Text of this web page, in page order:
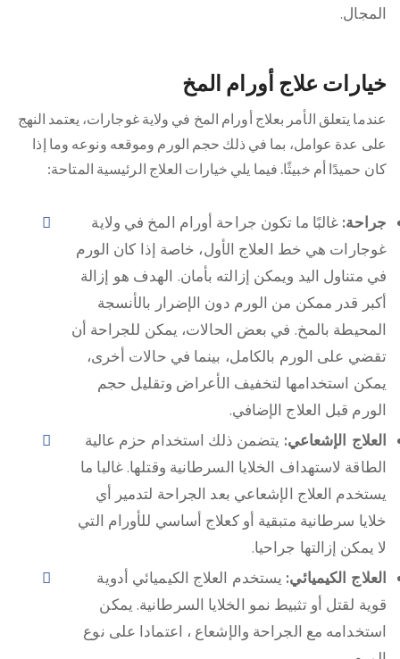
المجال.
خيارات علاج أورام المخ
عندما يتعلق الأمر بعلاج أورام المخ في ولاية غوجارات، يعتمد النهج
على عدة عوامل، بما في ذلك حجم الورم وموقعه ونوعه وما إذا
كان حميدًا أم خبيثًا. فيما يلي خيارات العلاج الرئيسية المتاحة:
جراحة: غالبًا ما تكون جراحة أورام المخ في ولاية
غوجارات هي خط العلاج الأول، خاصة إذا كان الورم
في متناول اليد ويمكن إزالته بأمان. الهدف هو إزالة
أكبر قدر ممكن من الورم دون الإضرار بالأنسجة
المحيطة بالمخ. في بعض الحالات، يمكن للجراحة أن
تقضي على الورم بالكامل، بينما في حالات أخرى،
يمكن استخدامها لتخفيف الأعراض وتقليل حجم
الورم قبل العلاج الإضافي.
العلاج الإشعاعي: يتضمن ذلك استخدام حزم عالية
الطاقة لاستهداف الخلايا السرطانية وقتلها. غالبا ما
يستخدم العلاج الإشعاعي بعد الجراحة لتدمير أي
خلايا سرطانية متبقية أو كعلاج أساسي للأورام التي
لا يمكن إزالتها جراحيا.
العلاج الكيميائي: يستخدم العلاج الكيميائي أدوية
قوية لقتل أو تثبيط نمو الخلايا السرطانية. يمكن
استخدامه مع الجراحة والإشعاع ، اعتمادا على نوع